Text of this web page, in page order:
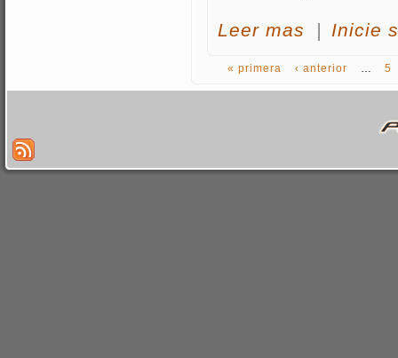
Leer mas acerca FOTOS
| Inicie
PÁGINAS
« primera ‹ anterior … 5